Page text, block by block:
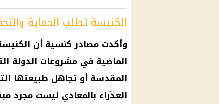
الكنيسة تطلب الحماية
وأكدت مصادر كنسية أن
الماضية في مشروعات الدولة
المقدسة أو تجاهل طبيعتها
العذراء بالمعادي ليست مجرد